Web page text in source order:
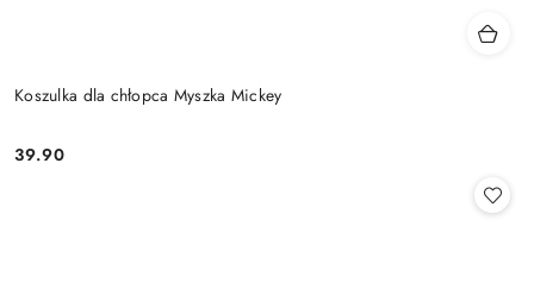
Koszulka dla chłopca Myszka Mickey
Cena:
39.90